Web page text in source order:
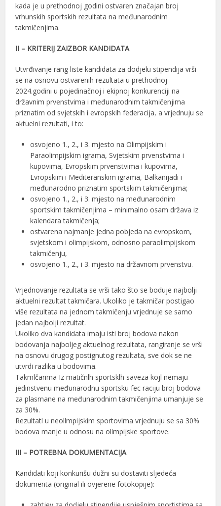
kada je u prethodnoj godini ostvaren značajan broj
vrhunskih sportskih rezultata na međunarodnim
takmičenjima.
II – KRITERIJ ZAIZBOR KANDIDATA
Utvrđivanje rang liste kandidata za dodjelu stipendija vrši
se na osnovu ostvarenih rezultata u prethodnoj
2024.godini u pojedinačnoj i ekipnoj konkurenciji na
državnim prvenstvima i međunarodnim takmičenjima
priznatim od svjetskih i evropskih federacija, a vrjednuju se
aktuelni rezultati, i to:
osvojeno 1., 2., i 3. mjesto na Olimpijskim i
Paraolimpijskim igrama, Svjetskim prvenstvima i
kupovima, Evropskim prvenstvima i kupovima,
Evropskim i Mediteranskim igrama, Balkanijadi i
međunarodno priznatim sportskim takmičenjima;
osvojeno 1., 2., i 3. mjesto na međunarodnim
sportskim takmičenjima – minimalno osam država iz
kalendara takmičenja;
ostvarena najmanje jedna pobjeda na evropskom,
svjetskom i olimpijskom, odnosno paraolimpijskom
takmičenju,
osvojeno 1., 2., i 3. mjesto na državnom prvenstvu.
Vrjednovanje rezultata se vrši tako što se boduje najbolji
aktuelni rezultat takmičara. Ukoliko je takmičar postigao
više rezultata na jednom takmičenju vrjednuje se samo
jedan najbolji rezultat.
Ukoliko dva kandidata imaju isti broj bodova nakon
bodovanja najboljeg aktuelnog rezultata, rangiranje se vrši
na osnovu drugog postignutog rezultata, sve dok se ne
utvrdi razlika u bodovima.
Takmlčarima Iz matičnlh sportsklh saveza kojl nemaju
jedinstvenu međunarodnu sportsku fec raciju broj bodova
za plasmane na međunarodnim takmičenjima umanjuje se
za 30%.
Rezultatl u neollmpijskim sportovlma vrjednuju se sa 30%
bodova manje u odnosu na ollmpijske sportove.
III – POTREBNA DOKUMENTACIJA
Kandidati koji konkurišu dužni su dostaviti sljedeća
dokumenta (original ili ovjerene fotokopije):